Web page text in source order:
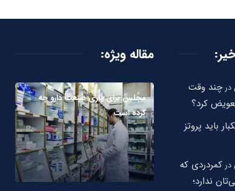
درچند وقت
تعویض کرد؟
باید پروتز
در کمردردی که
ندارد؛
مقاله ویژه:
مجلس برای یاری صنعت دارو چه
کرده است